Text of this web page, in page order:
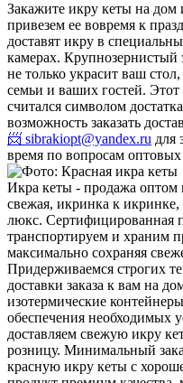
Закажите икру кеты на
привезем ее вовремя к
доставят икру в
камерах. Крупнозернистый
не только украсит ваш
семьи и ваших гостей.
считался символом
возможность заказать
📨 sibrakiopt@yandex.ru для
время по вопросам
Икра кеты - продажа оптом
свежая, икринка к икринке,
люкс. Сертифицированная
транспортируем и храним
максимально сохраняя
Придерживаемся строгих
доставки заказа к вам на
изотермические
обеспечения необходимых
доставляем свежую икру
розницу. Минимальный
красную икру кеты с